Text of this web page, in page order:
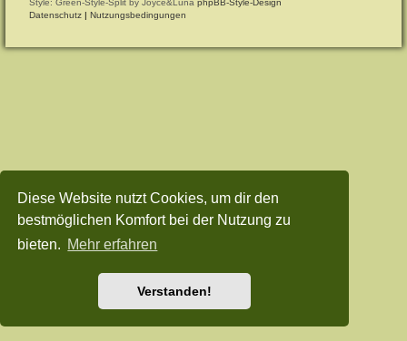
Diese Website nutzt Cookies, um dir den
bestmöglichen Komfort bei der Nutzung zu
bieten. Mehr erfahren
Verstanden!
Style: Green-Style-Split by Joyce&LunaphpBB-Style-Design
Datenschutz |Nutzungsbedingungen